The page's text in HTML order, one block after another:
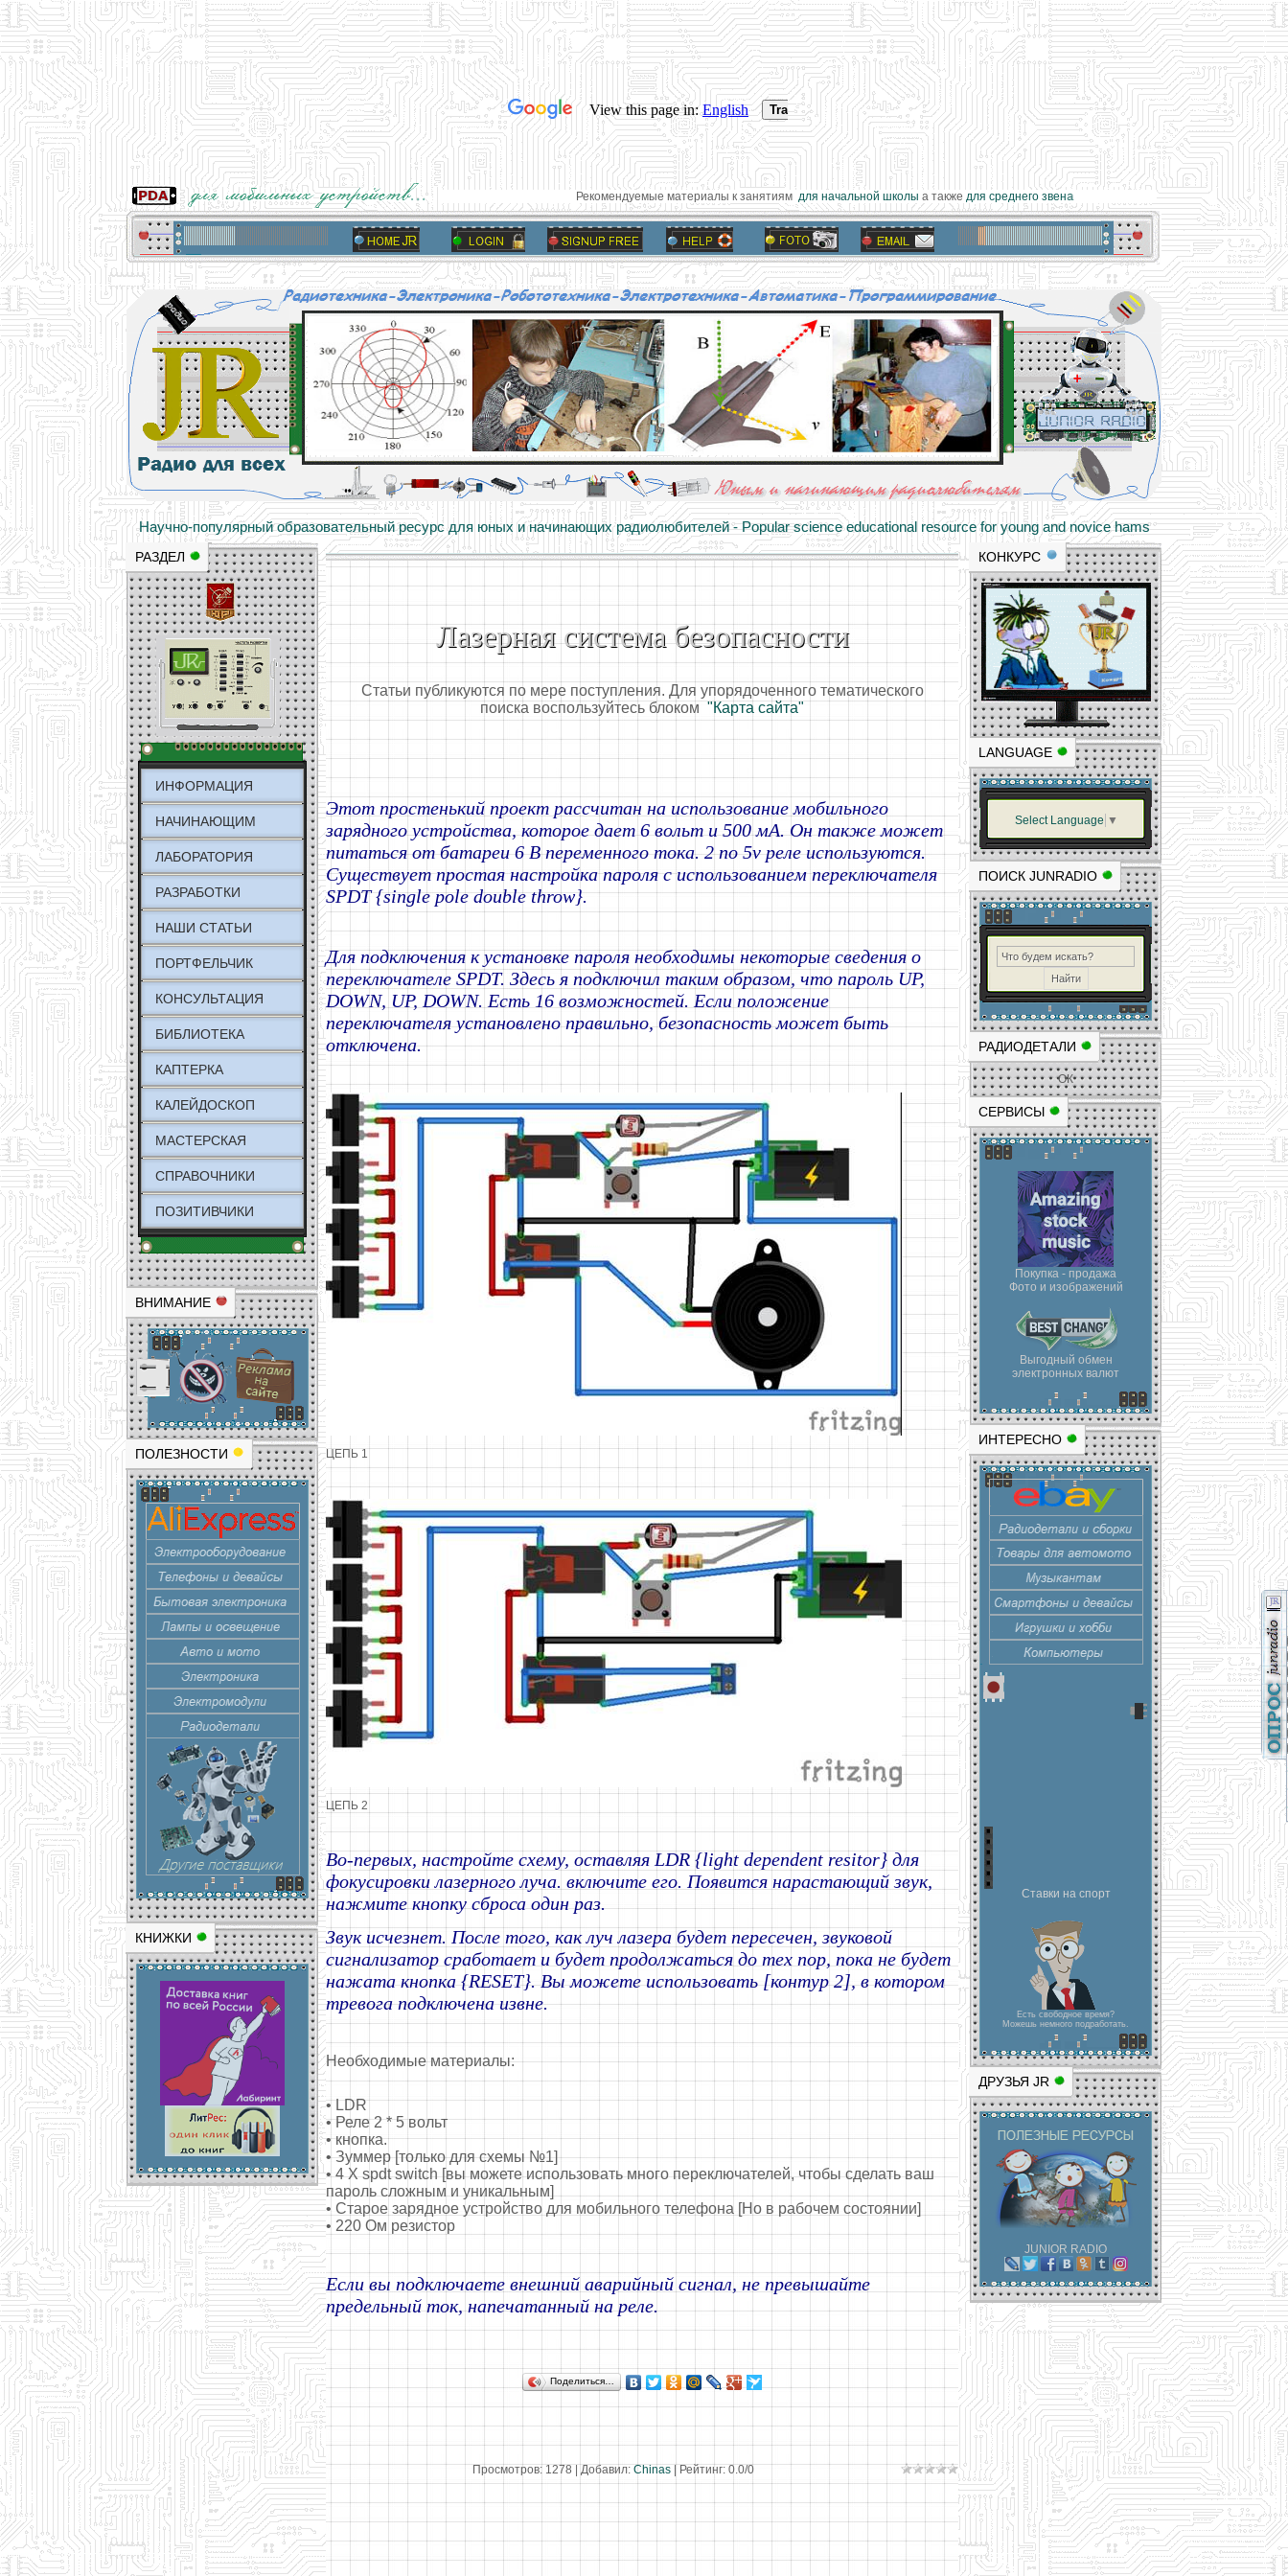
Рекомендуемые материалы к занятиямдля начальной школыа такжедля среднего звена
Научно-популярный образовательный ресурс для юных и начинающих радиолюбителей - Popular science educational resource for young and novice hams
Основы электричества, учебные материалы и опыт профессионалов - Basics of electricity, educational materials and professional experience
РАЗДЕЛ
ИНФОРМАЦИЯ
НАЧИНАЮЩИМ
ЛАБОРАТОРИЯ
РАЗРАБОТКИ
НАШИ СТАТЬИ
ПОРТФЕЛЬЧИК
КОНСУЛЬТАЦИЯ
БИБЛИОТЕКА
КАПТЕРКА
КАЛЕЙДОСКОП
МАСТЕРСКАЯ
СПРАВОЧНИКИ
ПОЗИТИВЧИКИ
ВНИМАНИЕ
ПОЛЕЗНОСТИ
КНИЖКИ
КОНКУРС
LANGUAGE
Select Language ▼
ПОИСК JUNRADIO
РАДИОДЕТАЛИ
ОК
СЕРВИСЫ
Покупка - продажа
Фото и изображений
Выгодный обмен
электронных валют
ИНТЕРЕСНО
Ставки на спорт
Есть свободное время?
Можешь немного подработать.
ДРУЗЬЯ JR
JUNIOR RADIO
Лазерная система безопасности
Статьи публикуются по мере поступления. Для упорядоченного тематического
поиска воспользуйтесь блоком "Карта сайта"
Этот простенький проект рассчитан на использование мобильного
зарядного устройства, которое дает 6 вольт и 500 мА. Он также может
питаться от батареи 6 В переменного тока.2 по 5v реле используются.
Существует простая настройка пароля с использованием переключателя
SPDT {single pole double throw}.
Для подключения к установке пароля необходимы некоторые сведения о
переключателе SPDT. Здесь я подключил таким образом, что пароль UP,
DOWN, UP, DOWN. Есть 16 возможностей. Если положение
переключателя установлено правильно, безопасность может быть
отключена.
ЦЕПЬ 1
ЦЕПЬ 2
Во-первых, настройте схему, оставляя LDR {light dependent resitor} для
фокусировки лазерного луча. включите его. Появится нарастающий звук,
нажмите кнопку сброса один раз.
Звук исчезнет. После того, как луч лазера будет пересечен, звуковой
сигнализатор сработает и будет продолжаться до тех пор, пока не будет
нажата кнопка {RESET}. Вы можете использовать [контур 2], в котором
тревога подключена извне.
Необходимые материалы:
• LDR
• Реле 2 * 5 вольт
• кнопка.
• Зуммер [только для схемы №1]
• 4 X spdt switch [вы можете использовать много переключателей, чтобы сделать ваш
пароль сложным и уникальным]
• Старое зарядное устройство для мобильного телефона [Но в рабочем состоянии]
• 220 Ом резистор
Если вы подключаете внешний аварийный сигнал, не превышайте
предельный ток, напечатанный на реле.
Поделиться…
Просмотров: 1278 Добавил: Chinas Рейтинг: 0.0/0